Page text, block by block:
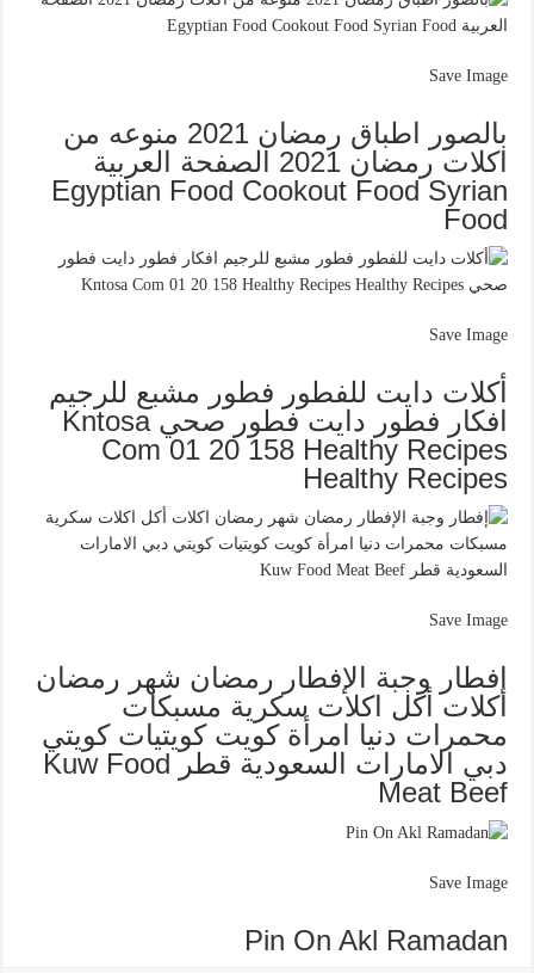
Save Image
بالصور اطباق رمضان 2021 منوعه من
اكلات رمضان 2021 الصفحة العربية
Egyptian Food Cookout Food Syrian
Food
Save Image
أكلات دايت للفطور فطور مشبع للرجيم
افكار فطور دايت فطور صحي Kntosa
Com 01 20 158 Healthy Recipes
Healthy Recipes
Save Image
إفطار وجبة الإفطار رمضان شهر رمضان
اكلات أكل اكلات سكرية مسبكات
محمرات دنيا امرأة كويت كويتيات كويتي
دبي الامارات السعودية قطر Kuw Food
Meat Beef
Save Image
Pin On Akl Ramadan